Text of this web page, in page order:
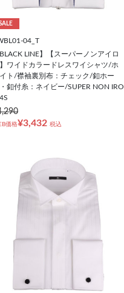
04_T
BLACK LINE】【スーパーノンアイロ
ワイドカラードレスワイシャツ/ホ
ト/襟袖裏別布：チェック/釦ホー
釦付糸：ネイビー/SUPER NON IRO
価格¥3,432 税込